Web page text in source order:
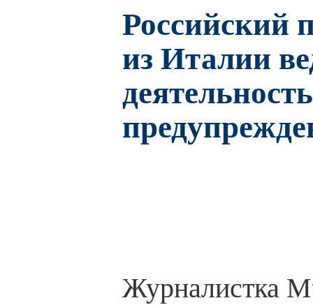
Российский
из Италии
Журналистка